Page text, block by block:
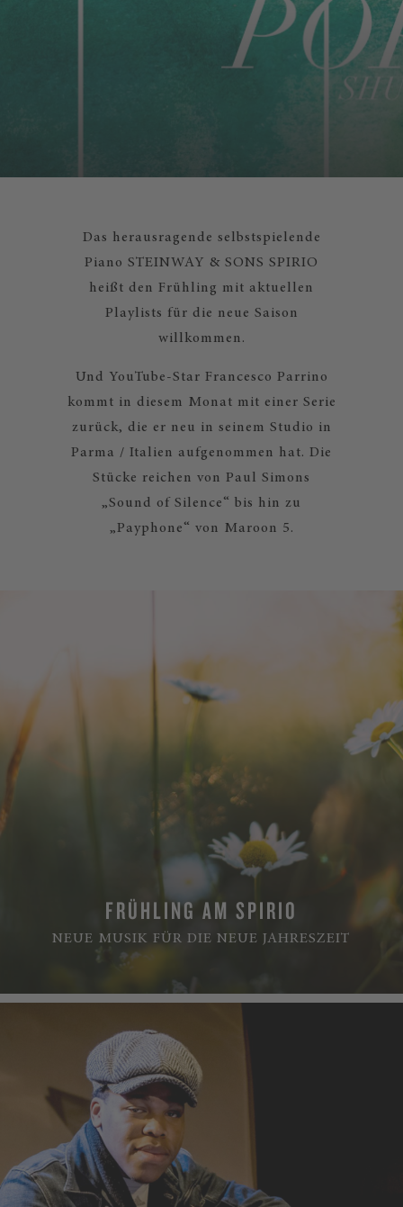
Das herausragende selbstspielende
Piano STEINWAY & SONS SPIRIO
heißt den Frühling mit aktuellen
Playlists für die neue Saison
willkommen.
Und YouTube-Star Francesco Parrino
kommt in diesem Monat mit einer Serie
zurück, die er neu in seinem Studio in
Parma / Italien aufgenommen hat. Die
Stücke reichen von Paul Simons
„Sound of Silence“ bis hin zu
„Payphone“ von Maroon 5.
FRÜHLING AM SPIRIO
NEUE MUSIK FÜR DIE NEUE JAHRESZEIT